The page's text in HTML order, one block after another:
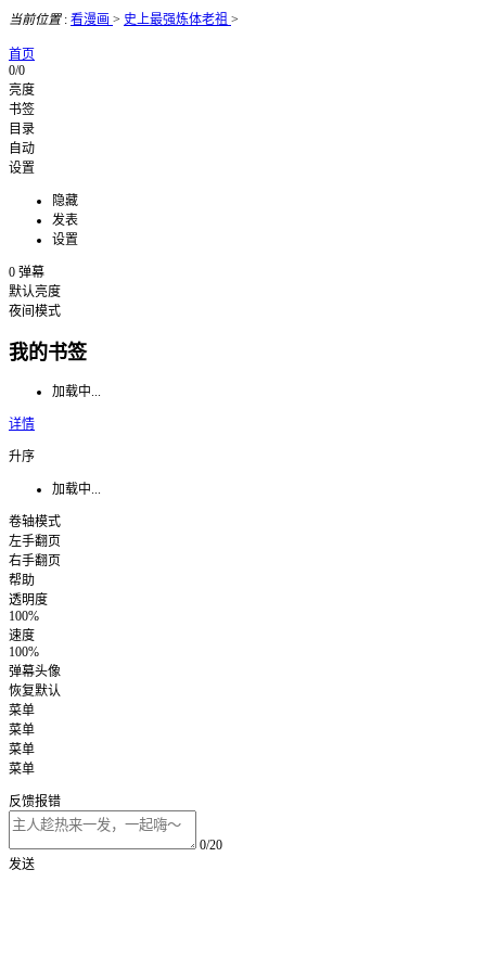
当前位置: 看漫画 > 史上最强炼体老祖 >
首页
0/0
亮度
书签
目录
自动
设置
隐藏
发表
设置
0 弹幕
默认亮度
夜间模式
我的书签
加载中...
详情
升序
加载中...
卷轴模式
左手翻页
右手翻页
帮助
透明度
100%
速度
100%
弹幕头像
恢复默认
菜单
菜单
菜单
菜单
反馈报错
0/20
发送